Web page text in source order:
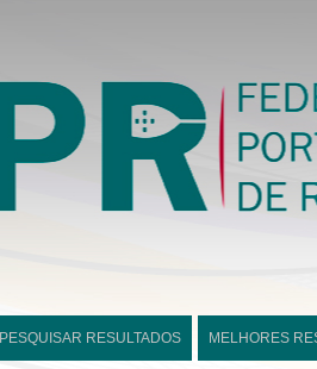
PESQUISAR RESULTADOS MELHORES